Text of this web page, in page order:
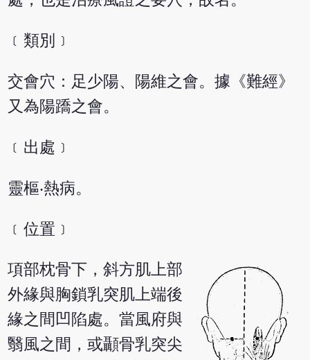
﹝類別﹞
交會穴：足少陽、陽維之會。據《難經》
又為陽蹻之會。
﹝出處﹞
靈樞‧熱病。
﹝位置﹞
項部枕骨下，斜方肌上部
外緣與胸鎖乳突肌上端後
緣之間凹陷處。當風府與
翳風之間，或顳骨乳突尖